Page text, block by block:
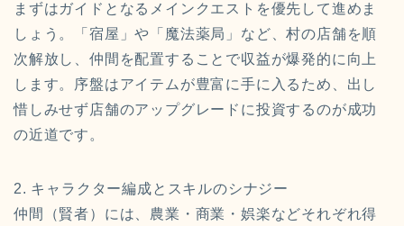
まずはガイドとなるメインクエストを優先して進めま
しょう。「宿屋」や「魔法薬局」など、村の店舗を順
次解放し、仲間を配置することで収益が爆発的に向上
します。序盤はアイテムが豊富に手に入るため、出し
惜しみせず店舗のアップグレードに投資するのが成功
の近道です。
2. キャラクター編成とスキルのシナジー
仲間（賢者）には、農業・商業・娯楽などそれぞれ得